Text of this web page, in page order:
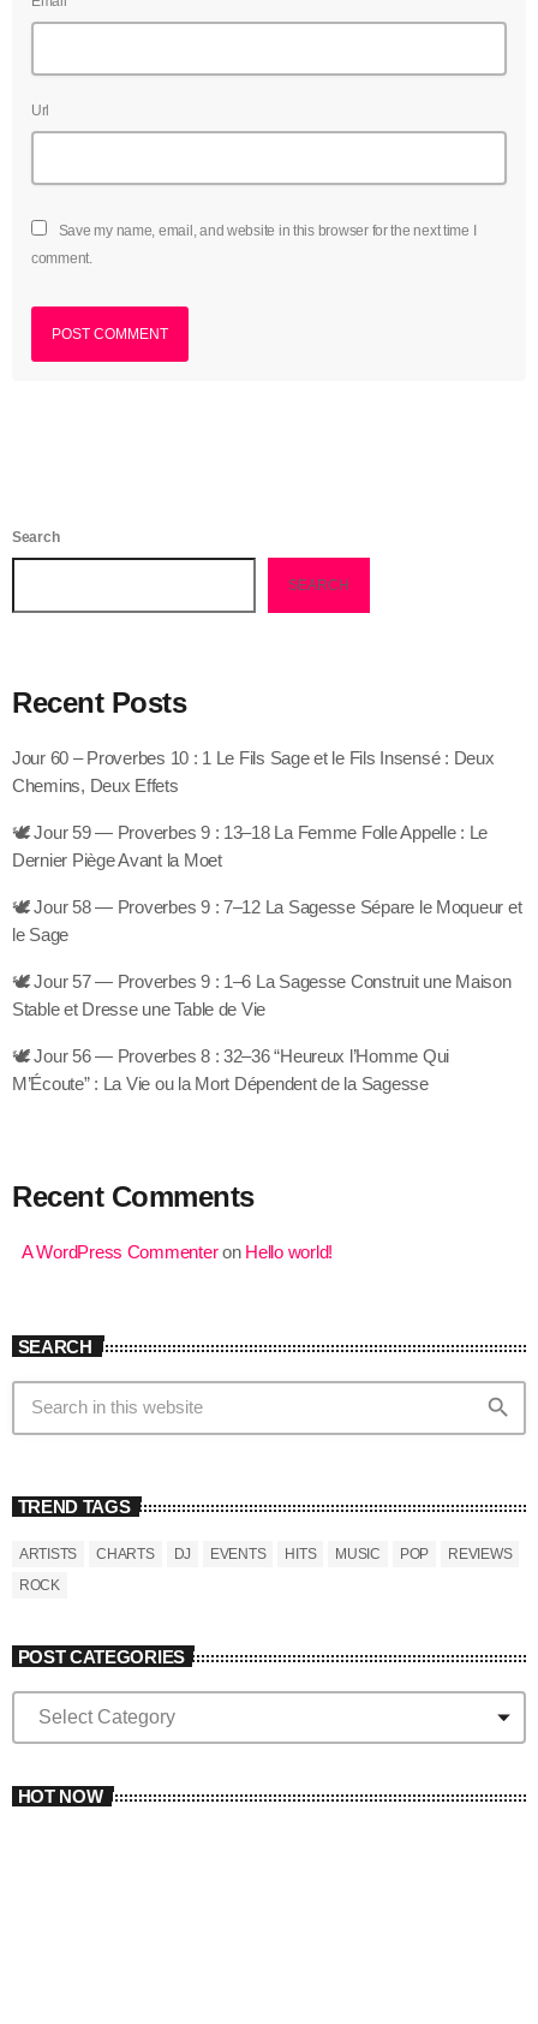
Url
Save my name, email, and website in this browser for the next time I
comment.
Search
SEARCH
Recent Posts
Jour 60 – Proverbes 10 : 1 Le Fils Sage et le Fils Insensé : Deux
Chemins, Deux Effets
🕊️ Jour 59 — Proverbes 9 : 13–18 La Femme Folle Appelle : Le
Dernier Piège Avant la Moet
🕊️ Jour 58 — Proverbes 9 : 7–12 La Sagesse Sépare le Moqueur et
le Sage
🕊️ Jour 57 — Proverbes 9 : 1–6 La Sagesse Construit une Maison
Stable et Dresse une Table de Vie
🕊️ Jour 56 — Proverbes 8 : 32–36 “Heureux l’Homme Qui
M’Écoute” : La Vie ou la Mort Dépendent de la Sagesse
Recent Comments
A WordPress Commenteron Hello world!
SEARCH
search
TREND TAGS
ARTISTS CHARTS DJ EVENTS HITS MUSIC POP
REVIEWS
ROCK
POST CATEGORIES
P
S
C
A
HOT NOW